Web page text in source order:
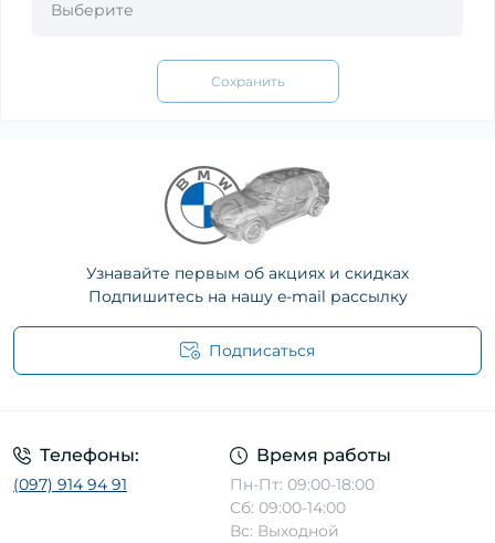
Сохранить
Узнавайте первым об акциях и скидках
Подпишитесь на нашу e-mail рассылку
Подписаться
Телефоны:
(097) 914 94 91
Время работы
Пн-Пт: 09:00-18:00
Сб: 09:00-14:00
Вс: Выходной